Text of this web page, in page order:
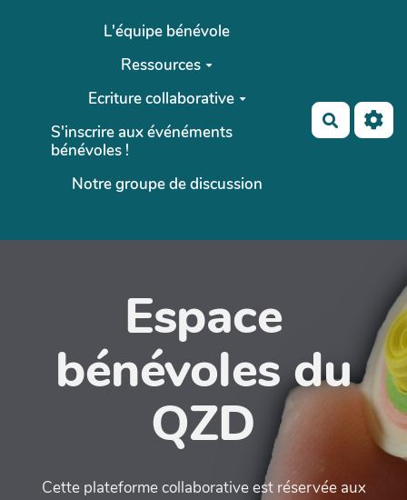
Aller au contenu principal
L'équipe bénévole
Ressources
Ecriture collaborative
S'inscrire aux événéments
bénévoles !
Notre groupe de discussion
Espace
bénévoles du
QZD
Cette plateforme collaborative est réservée aux